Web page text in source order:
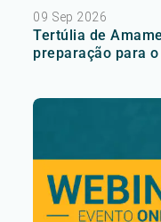
09 Sep 2026
Tertúlia de
preparação para